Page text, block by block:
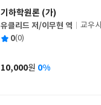
기하학원론 (가)
글
쓴
유클리드 저/이무현 역
출
사
교우
평 0(0)
가
10,000원 0%